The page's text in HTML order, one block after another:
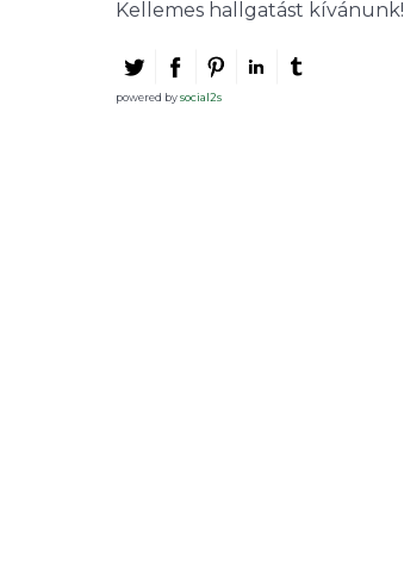
Kellemes hallgatást kívánunk!
powered bysocial2s